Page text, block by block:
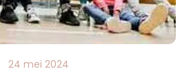
24 mei 2024